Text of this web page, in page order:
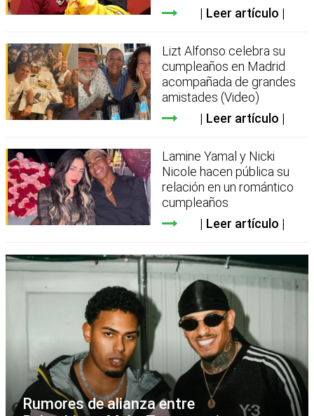
Leer artículo
Lizt Alfonso celebra su
cumpleaños en Madrid
acompañada de grandes
amistades (Video)
Leer artículo
Lamine Yamal y Nicki
Nicole hacen pública su
relación en un romántico
cumpleaños
Leer artículo
Rumores de alianza entre